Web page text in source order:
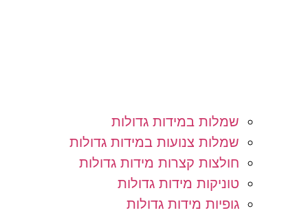
שמלות במידות גדולות
שמלות צנועות במידות גדולות
חולצות קצרות מידות גדולות
טוניקות מידות גדולות
גופיות מידות גדולות